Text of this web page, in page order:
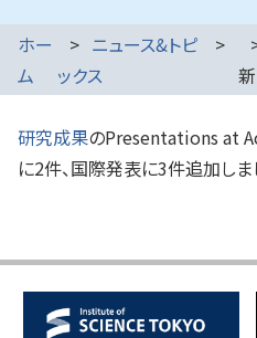
ホー
ム
ニュース&トピ
ックス
研究成果のPresentations at
に2件、国際発表に3件追加しま